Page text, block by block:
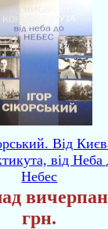
Від
від Неба
Небес
грн.